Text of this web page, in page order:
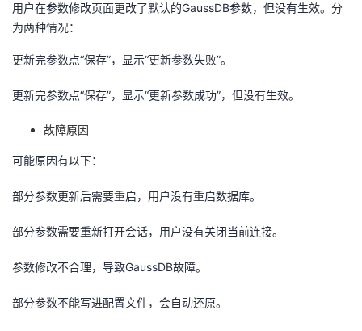
发
者
我
坛
圈
子
的
直
我
的
我
开
发
者
的
课
我
的
我
的
Programs
我
的
支
术
云
用户在参数修改页面更改了默认的GaussDB参数，但没有生效。分
为两种情况：
更新完参数点“保存”，显示“更新参数失败”。
更新完参数点“保存”，显示“更新参数成功”，但没有生效。
故障原因
可能原因有以下：
部分参数更新后需要重启，用户没有重启数据库。
部分参数需要重新打开会话，用户没有关闭当前连接。
参数修改不合理，导致GaussDB故障。
部分参数不能写进配置文件，会自动还原。